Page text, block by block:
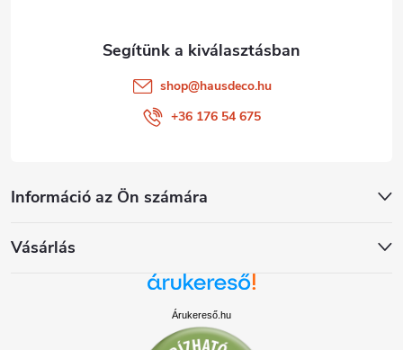
Információ az Ön számára
Vásárlás
shop@hausdeco.hu
+36 176 54 675
Árukereső.hu